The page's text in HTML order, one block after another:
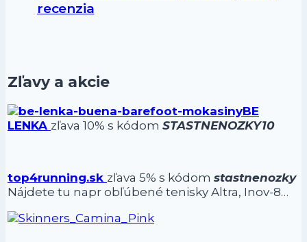
recenzia
Zľavy a akcie
BE
LENKA zľava 10% s kódom STASTNENOZKY10
top4running.sk zľava 5% s kódom stastnenozky
Nájdete tu napr obľúbené tenisky Altra, Inov-8…